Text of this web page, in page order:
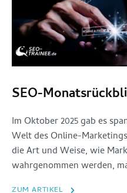
SEO-
Im Oktober 2025 gab es
Welt des Online-
die Art und Weise, wie
wahrgenommen werden,
ZUM ARTIKEL